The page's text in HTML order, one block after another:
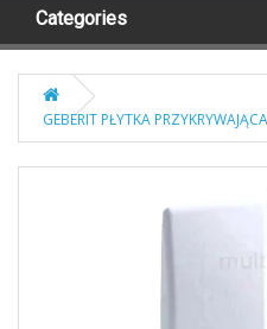
Categories
GEBERIT PŁYTKA